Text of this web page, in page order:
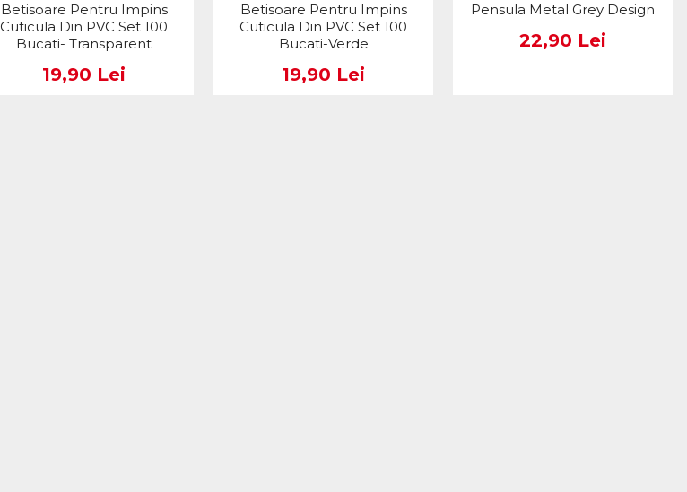
Betisoare Pentru Impins
Cuticula Din PVC Set 100
Bucati- Transparent
19,90 Lei
Betisoare Pentru Impins
Cuticula Din PVC Set 100
Bucati-Verde
19,90 Lei
Pensula Metal Grey Design
22,90 Lei